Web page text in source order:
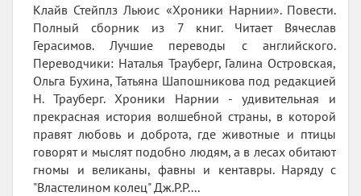
Клайв Стейплз Льюис «Хроники Нарнии». Повести.
Полный сборник из 7 книг. Читает Вячеслав
Герасимов. Лучшие переводы с английского.
Переводчики: Наталья Трауберг, Галина Островская,
Ольга Бухина, Татьяна Шапошникова под редакцией
Н. Трауберг. Хроники Нарнии - удивительная и
прекрасная история волшебной страны, в которой
правят любовь и доброта, где животные и птицы
говорят и мыслят подобно людям, а в лесах обитают
гномы и великаны, фавны и кентавры. Наряду с
"Властелином колец" Дж.Р.Р....